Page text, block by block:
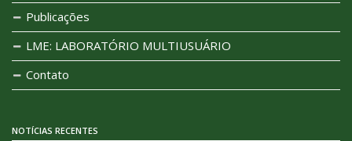
Publicações
LME: LABORATÓRIO MULTIUSUÁRIO
Contato
NOTÍCIAS RECENTES